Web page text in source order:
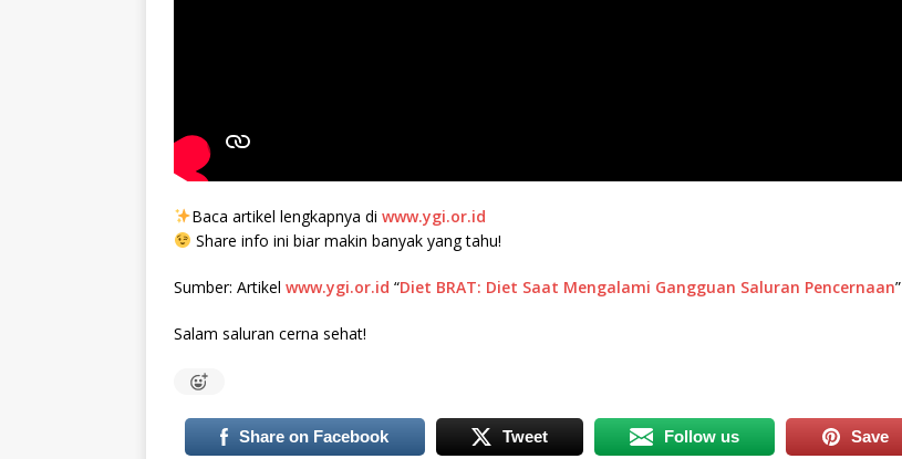
Baca artikel lengkapnya di www.ygi.or.id
Share info ini biar makin banyak yang tahu!
Sumber: Artikel www.ygi.or.id “Diet BRAT: Diet Saat Mengalami Gangguan Saluran Pencernaan”
Salam saluran cerna sehat!
Share on Facebook Tweet Follow us Save